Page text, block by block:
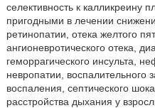
селективность к калликреину
пригодными в лечении
ретинопатии, отека желтого
ангионевротического отека,
геморрагического инсульта,
невропатии, воспалительного
воспаления, септического
расстройства дыхания у